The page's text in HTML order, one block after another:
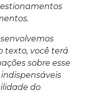
texto, você terá
sobre esse
do